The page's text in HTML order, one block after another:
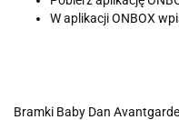
W aplikacji ONBOX
Bramki Baby Dan